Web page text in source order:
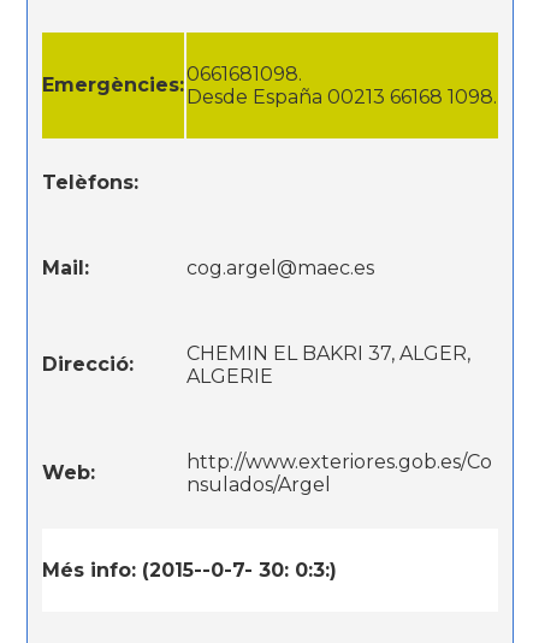
Emergències:0661681098.
Desde España 00213 66168 1098.
Telèfons:
Mail: cog.argel@maec.es
Direcció:
CHEMIN EL BAKRI 37, ALGER,
ALGERIE
Web:
http://www.exteriores.gob.es/Co
nsulados/Argel
Més info: (2015--0-7- 30: 0:3:)